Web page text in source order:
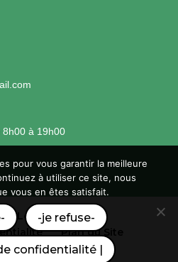
8h00 à 19h00
Légales
Plan du Site
| WEBILIKO |
pour vous garantir la meilleure
à utiliser ce site, nous
vous en êtes satisfait.
-je refuse-
confidentialité |